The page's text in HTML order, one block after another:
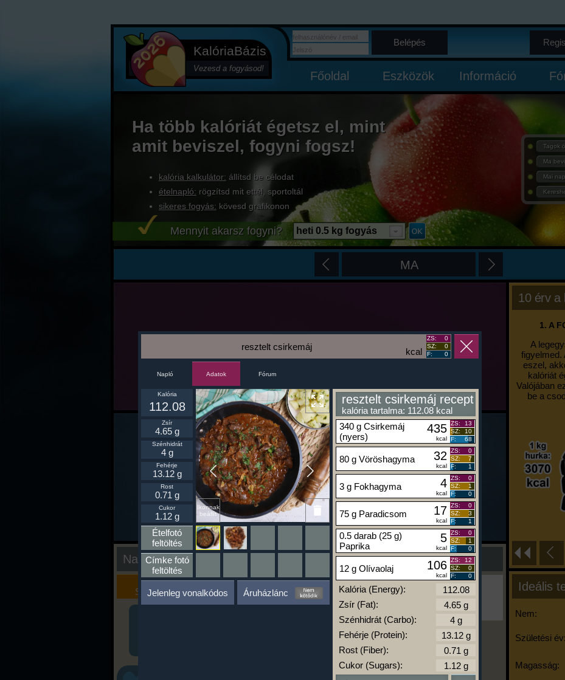
KalóriaBázis
Vezesd a fogyásod!
Belépés
Főoldal Eszközök Információ
Ha több kalóriát égetsz el, mint
amit beviszel, fogyni fogsz!
kalória kalkulátor: állítsd be célodat
ételnapló: rögzítsd mit ettél, sportoltál
sikeres fogyás: kövesd grafikonon
Tagok
Ma
Mai
Mennyit akarsz fogyni? heti 0.5 kg fogyás
MA
10 érv a
1. A
A
figyelmed.
eszel,
kalóriát
Valójában
be a
Ideális
Nem:
Születési év:
Magasság:
Nap kiértékelése
Kalória
Szimulátor
Szöveges
Értékelés
Ha ma már nem eszel/sportolsz többet,
kattints a kiértékelésre!
A Kalória Szimulátor Prémium funkció.
kcal
resztelt csirkemáj
ZS:
0
SZ:
0
F:
0
Napló Adatok Fórum
Ikonnak
beállít
Kalória
112.08
Zsír
4.65 g
Szénhidrát
4 g
Fehérje
13.12 g
Rost
0.71 g
Cukor
1.12 g
Ételfotó
feltöltés
Címke fotó
feltöltés
Jelenleg vonalkódos Áruházlánc
resztelt csirkemáj recept
kalória tartalma: 112.08 kcal
340 g Csirkemáj
(nyers)
435
kcal
ZS:
13
SZ:
10
F:
68
80 g Vöröshagyma 32
kcal
ZS:
0
SZ:
7
F:
1
3 g Fokhagyma 4
kcal
ZS:
0
SZ:
1
F:
0
75 g Paradicsom 17
kcal
ZS:
0
SZ:
3
F:
1
0.5 darab (25 g)
Paprika
5
kcal
ZS:
0
SZ:
1
F:
0
12 g Olívaolaj 106
kcal
ZS:
12
SZ:
0
F:
0
Kalória (Energy):
Zsír (Fat):
Szénhidrát (Carbo):
Fehérje (Protein):
Rost (Fiber):
Cukor (Sugars):